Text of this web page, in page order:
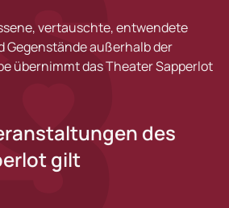
vertauschte, entwendete
Gegenstände außerhalb der
übernimmt das Theater Sapperlot
des
gilt